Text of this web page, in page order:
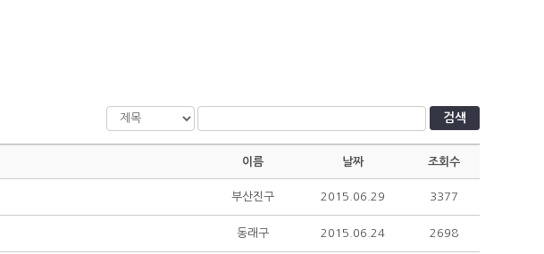
검색
이름 날짜 조회수
부산진구 2015.06.29 3377
동래구 2015.06.24 2698